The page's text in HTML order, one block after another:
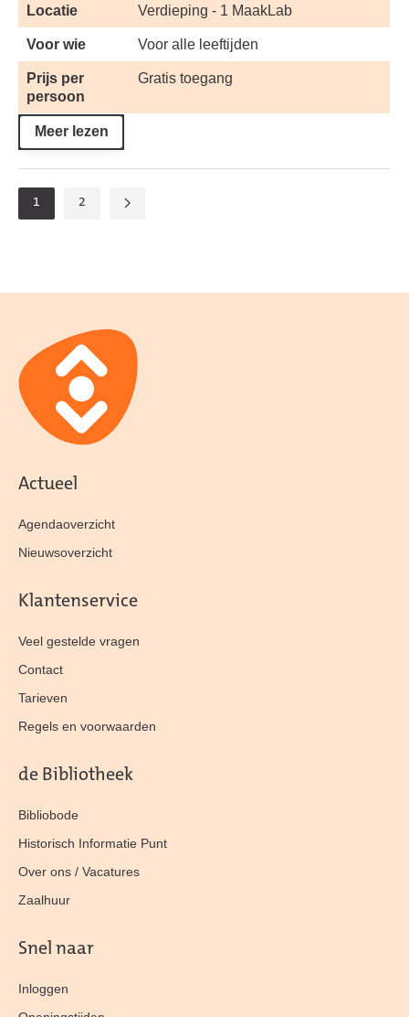
Locatie Verdieping - 1 MaakLab
Voor wie Voor alle leeftijden
Prijs per
persoon
Gratis toegang
Meer lezen
1 2
Actueel
Agendaoverzicht
Nieuwsoverzicht
Klantenservice
Veel gestelde vragen
Contact
Tarieven
Regels en voorwaarden
de Bibliotheek
Bibliobode
Historisch Informatie Punt
Over ons / Vacatures
Zaalhuur
Snel naar
Inloggen